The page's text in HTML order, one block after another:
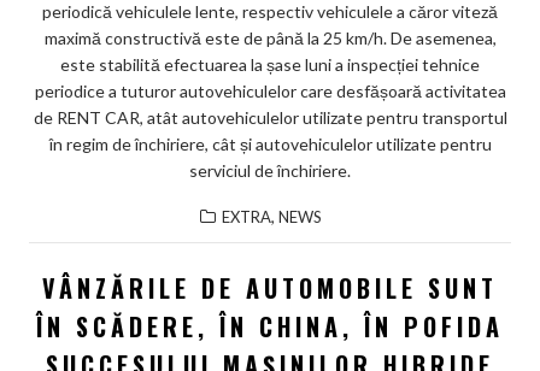
periodică vehiculele lente, respectiv vehiculele a căror viteză
maximă constructivă este de până la 25 km/h. De asemenea,
este stabilită efectuarea la șase luni a inspecției tehnice
periodice a tuturor autovehiculelor care desfășoară activitatea
de RENT CAR, atât autovehiculelor utilizate pentru transportul
în regim de închiriere, cât și autovehiculelor utilizate pentru
serviciul de închiriere.
EXTRA, NEWS
VÂNZĂRILE DE AUTOMOBILE SUNT
ÎN SCĂDERE, ÎN CHINA, ÎN POFIDA